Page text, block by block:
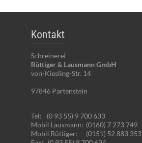
Kontakt
Schreinerei
Rüttiger & Lausmann GmbH
von-Kiesling-Str. 14
97846 Partenstein
Tel:
(0 93 55) 9 700 633
Mobil Lausmann: (0160) 7 273 749
Mobil Rüttiger:
(0151) 52 883 353